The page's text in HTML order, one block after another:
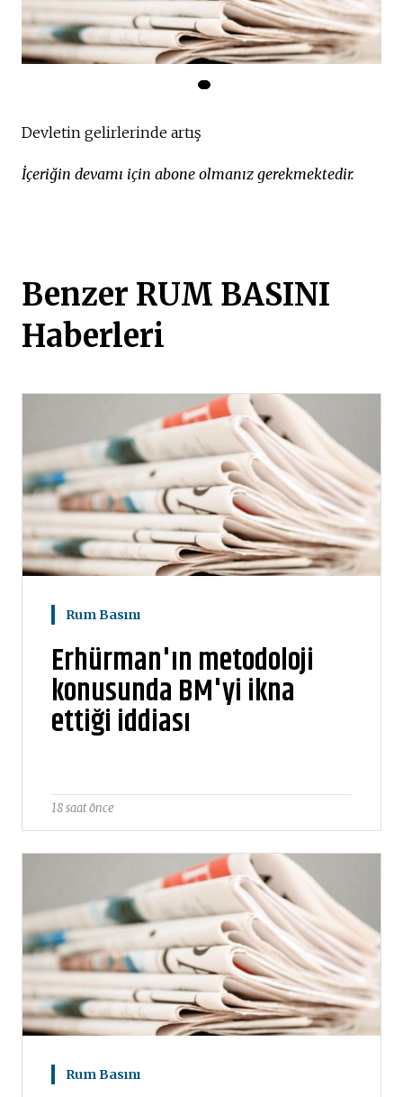
Devletin gelirlerinde artış
İçeriğin devamı için abone olmanız gerekmektedir.
Benzer RUM BASINI
Haberleri
Rum Basını
Erhürman'ın metodoloji
konusunda BM'yi ikna
ettiği iddiası
18 saat önce
Rum Basını